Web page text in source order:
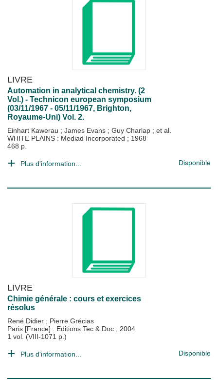
LIVRE
Automation in analytical chemistry. (2
Vol.) - Technicon european symposium
(03/11/1967 - 05/11/1967, Brighton,
Royaume-Uni) Vol. 2.
Einhart Kawerau ; James Evans ; Guy Charlap ; et al.
WHITE PLAINS : Mediad Incorporated ; 1968
468 p.
Plus d'information... Disponible
LIVRE
Chimie générale : cours et exercices
résolus
René Didier ; Pierre Grécias
Paris [France] : Editions Tec & Doc ; 2004
1 vol. (VIII-1071 p.)
Plus d'information... Disponible